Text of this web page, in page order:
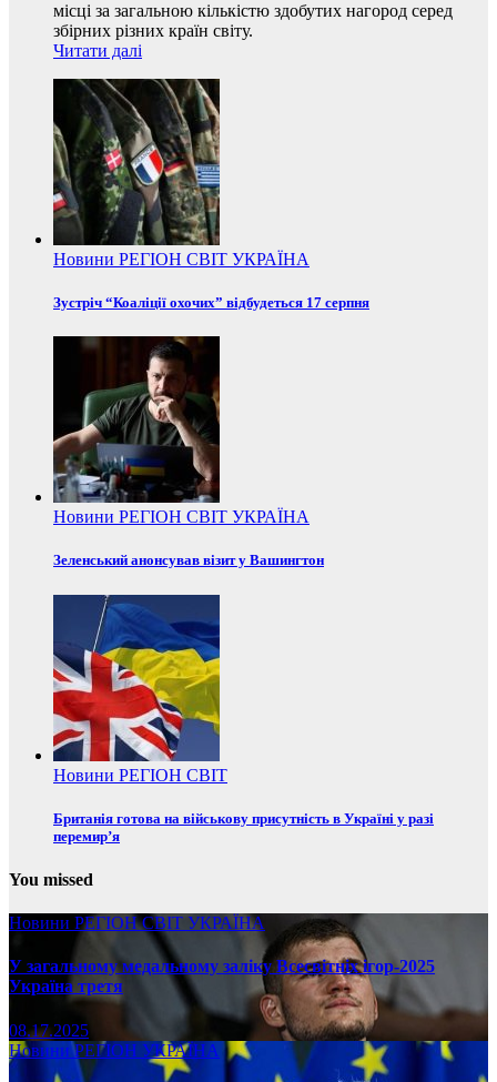
місці за загальною кількістю здобутих нагород серед
збірних різних країн світу.
Читати далі
Новини РЕГІОН СВІТ УКРАЇНА
Зустріч “Коаліції охочих” відбудеться 17 серпня
Новини РЕГІОН СВІТ УКРАЇНА
Зеленський анонсував візит у Вашингтон
Новини РЕГІОН СВІТ
Британія готова на військову присутність в Україні у разі
перемир’я
You missed
Новини РЕГІОНСВІТ УКРАЇНА
У загальному медальному заліку Всесвітніх ігор-2025
Україна третя
08.17.2025
НовиниРЕГІОН УКРАЇНА